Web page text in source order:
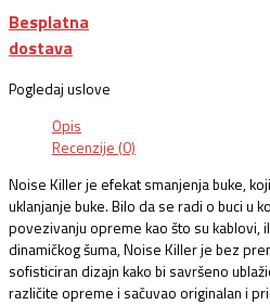
Besplatna
dostava
Pogledaj uslove
Opis
Recenzije (0)
Noise Killer je efekat smanjenja buke,
uklanjanje buke. Bilo da se radi o buci u
povezivanju opreme kao što su kablovi,
dinamičkog šuma, Noise Killer je bez
sofisticiran dizajn kako bi savršeno
različite opreme i sačuvao originalan i